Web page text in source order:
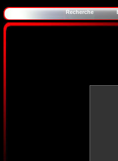
Recherche